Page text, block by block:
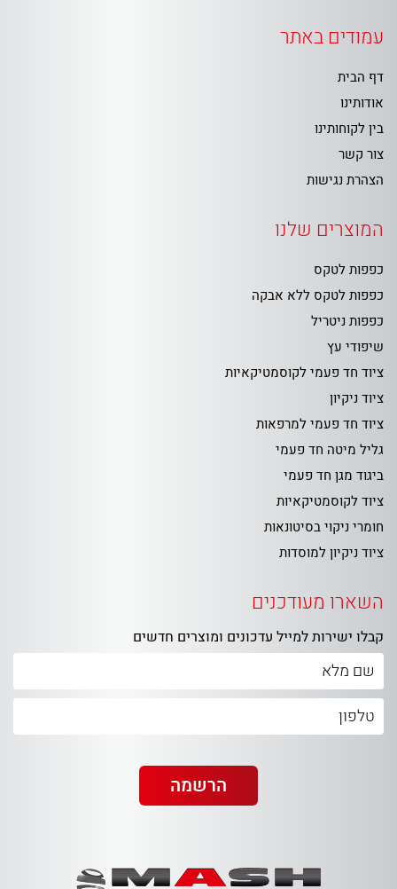
עמודים באתר
דף הבית
אודותינו
בין לקוחותינו
צור קשר
הצהרת נגישות
המוצרים שלנו
כפפות לטקס
כפפות לטקס ללא אבקה
כפפות ניטריל
שיפודי עץ
ציוד חד פעמי לקוסמטיקאיות
ציוד ניקיון
ציוד חד פעמי למרפאות
גליל מיטה חד פעמי
ביגוד מגן חד פעמי
ציוד לקוסמטיקאיות
חומרי ניקוי בסיטונאות
ציוד ניקיון למוסדות
השארו מעודכנים
קבלו ישירות למייל עדכונים ומוצרים חדשים